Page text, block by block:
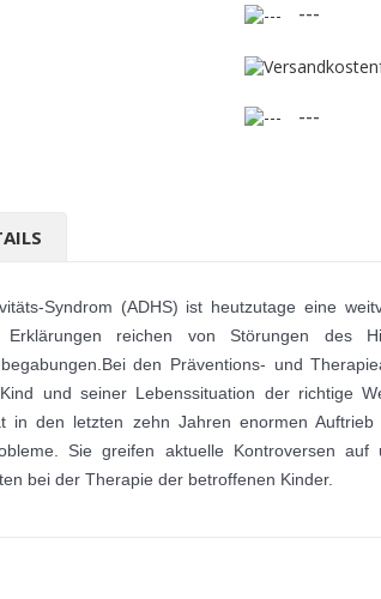
---
---
Syndrom (ADHS) ist heutzutage eine
reichen von Störungen des
den Präventions- und
und seiner Lebenssituation der richtige
in den letzten zehn Jahren enormen
Sie greifen aktuelle Kontroversen
bei der Therapie der betroffenen Kinder.